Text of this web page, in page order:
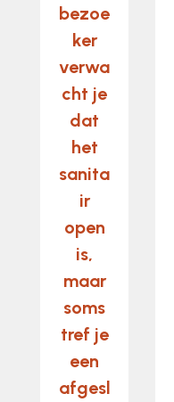
bezoe
ker
verwa
cht je
dat
het
sanita
ir
open
is,
maar
soms
tref je
een
afgesl